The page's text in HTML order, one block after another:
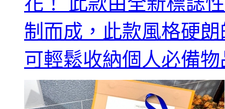
制而成，此款風格硬朗
可輕鬆收納個人必備